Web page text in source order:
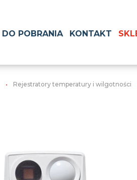
DO POBRANIA KONTAKT
Rejestratory temperatury i wilgotności